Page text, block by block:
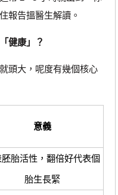
報告搵醫生解讀。
健康」？
大，呢度有幾個核心
意義
胎活性，翻倍好代表個
胎生長緊